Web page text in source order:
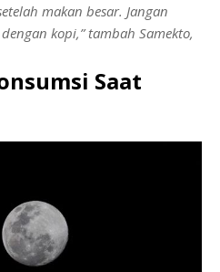
makan besar. Jangan
kopi,” tambah Samekto,
Saat